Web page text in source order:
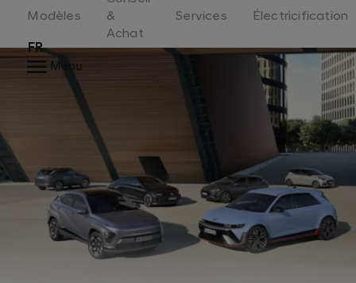
Switzerland
Modèles
&
Achat
Services Électricification
FR
Menu